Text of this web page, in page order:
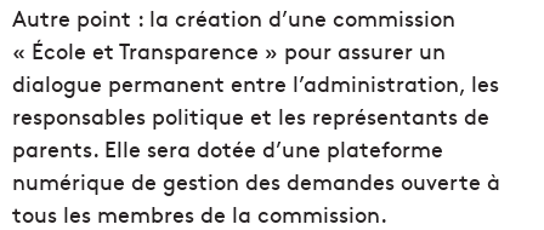
Autre point : la création d’une commission
« École et Transparence » pour assurer un
dialogue permanent entre l’administration, les
responsables politique et les représentants de
parents. Elle sera dotée d’une plateforme
numérique de gestion des demandes ouverte à
tous les membres de la commission.